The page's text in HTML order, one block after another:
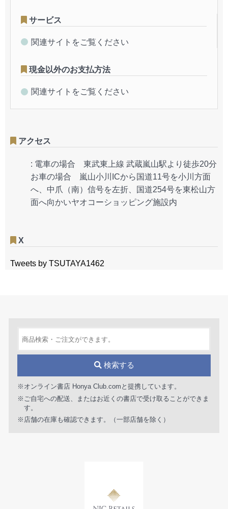
サービス
関連サイトをご覧ください
現金以外のお支払方法
関連サイトをご覧ください
アクセス
: 電車の場合 東武東上線 武蔵嵐山駅より徒歩20分
お車の場合 嵐山小川ICから国道11号を小川方面
へ、中爪（南）信号を左折、国道254号を東松山方
面へ向かいヤオコーショッピング施設内
X
Tweets by TSUTAYA1462
検索する
※オンライン書店 Honya Club.comと提携しています。
※ご自宅への配送、またはお近くの書店で受け取ることができま
す。
※店舗の在庫も確認できます。（一部店舗を除く）